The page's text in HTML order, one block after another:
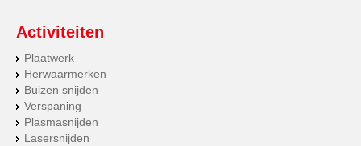
Activiteiten
Plaatwerk
Herwaarmerken
Buizen snijden
Verspaning
Plasmasnijden
Lasersnijden